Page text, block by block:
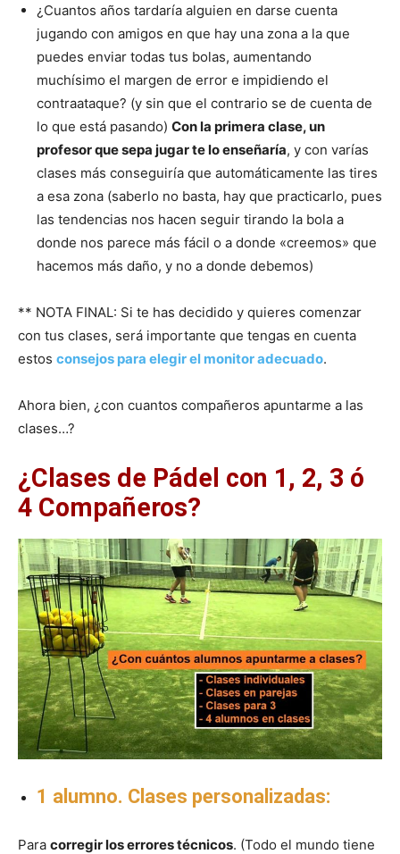
¿Cuantos años tardaría alguien en darse cuenta
jugando con amigos en que hay una zona a la que
puedes enviar todas tus bolas, aumentando
muchísimo el margen de error e impidiendo el
contraataque? (y sin que el contrario se de cuenta de
lo que está pasando) Con la primera clase, un
profesor que sepa jugar te lo enseñaría, y con varías
clases más conseguiría que automáticamente las tires
a esa zona (saberlo no basta, hay que practicarlo, pues
las tendencias nos hacen seguir tirando la bola a
donde nos parece más fácil o a donde «creemos» que
hacemos más daño, y no a donde debemos)
** NOTA FINAL: Si te has decidido y quieres comenzar
con tus clases, será importante que tengas en cuenta
estos consejos para elegir el monitor adecuado.
Ahora bien, ¿con cuantos compañeros apuntarme a las
clases…?
¿Clases de Pádel con 1, 2, 3 ó
4 Compañeros?
1 alumno. Clases personalizadas:
Para corregir los errores técnicos. (Todo el mundo tiene